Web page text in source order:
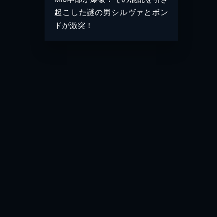
起こした謎の男シルヴァとボン
ドが激突！